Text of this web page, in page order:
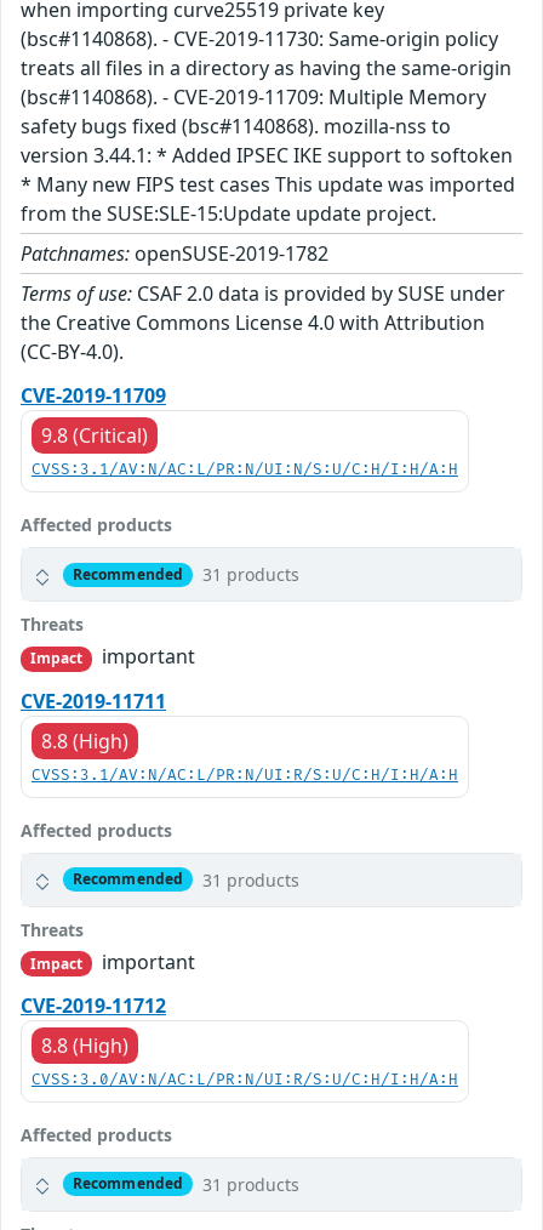
when importing curve25519 private key
(bsc#1140868). - CVE-2019-11730: Same-origin policy
treats all files in a directory as having the same-origin
(bsc#1140868). - CVE-2019-11709: Multiple Memory
safety bugs fixed (bsc#1140868). mozilla-nss to
version 3.44.1: * Added IPSEC IKE support to softoken
* Many new FIPS test cases This update was imported
from the SUSE:SLE-15:Update update project.
Patchnames: openSUSE-2019-1782
Terms of use: CSAF 2.0 data is provided by SUSE under
the Creative Commons License 4.0 with Attribution
(CC-BY-4.0).
CVE-2019-11709
9.8 (Critical)
CVSS:3.1/AV:N/AC:L/PR:N/UI:N/S:U/C:H/I:H/A:H
Affected products
Recommended 31 products
Threats
Impact
important
CVE-2019-11711
8.8 (High)
CVSS:3.1/AV:N/AC:L/PR:N/UI:R/S:U/C:H/I:H/A:H
Affected products
Recommended 31 products
Threats
Impact
important
CVE-2019-11712
8.8 (High)
CVSS:3.0/AV:N/AC:L/PR:N/UI:R/S:U/C:H/I:H/A:H
Affected products
Recommended 31 products